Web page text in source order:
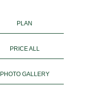
PLAN
PRICE ALL
PHOTO GALLERY